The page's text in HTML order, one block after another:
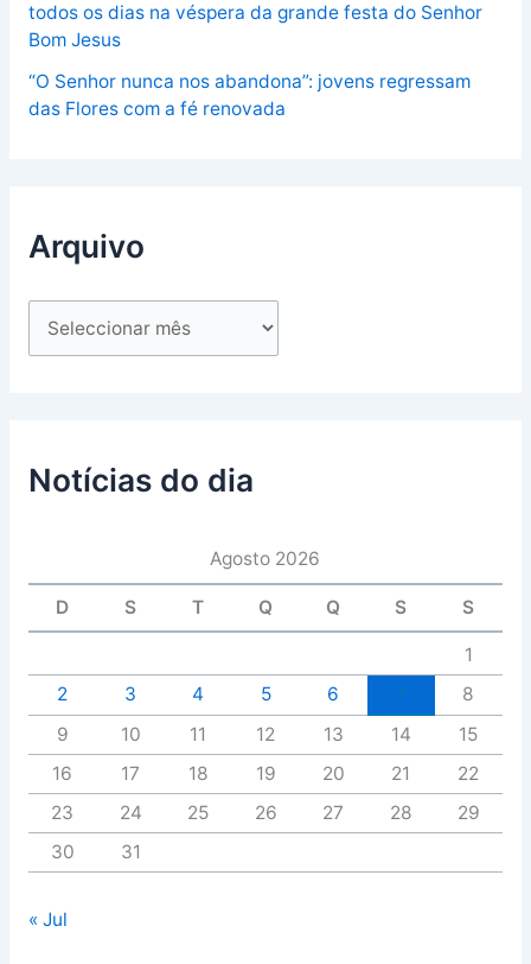
todos os dias na véspera da grande festa do Senhor
Bom Jesus
“O Senhor nunca nos abandona”: jovens regressam
das Flores com a fé renovada
Arquivo
Notícias do dia
Agosto 2026
D S T Q Q S S
1
2
3 4 5 6
8
9
10 11 12 13 14
15
16
17 18 19 20 21
22
23
24 25 26 27 28
29
30
31
« Jul